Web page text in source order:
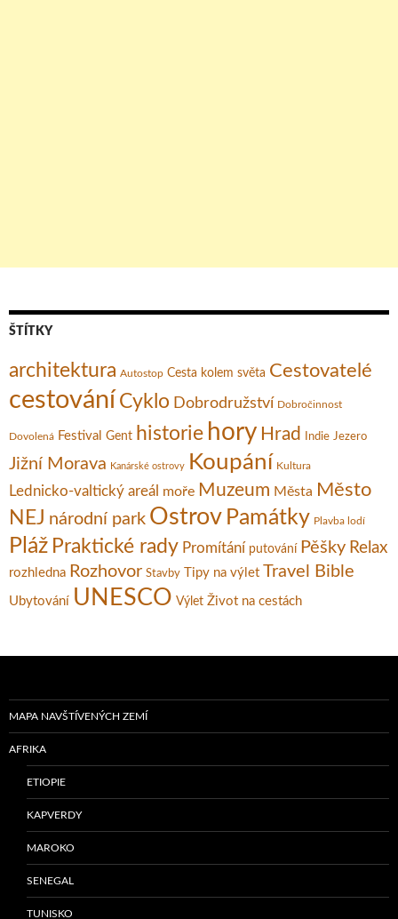
ŠTÍTKY
architektura Autostop Cesta kolem světa Cestovatelé
cestování Cyklo Dobrodružství Dobročinnost
Dovolená Festival Gent historie hory Hrad Indie Jezero
Jižní Morava Kanárské ostrovy Koupání Kultura
Lednicko-valtický areál moře Muzeum Města Město
NEJ národní park Ostrov Památky Plavba lodí
Pláž Praktické rady Promítání putování Pěšky Relax
rozhledna Rozhovor Stavby Tipy na výlet Travel Bible
Ubytování UNESCO Výlet Život na cestách
MAPA NAVŠTÍVENÝCH ZEMÍ
AFRIKA
ETIOPIE
KAPVERDY
MAROKO
SENEGAL
TUNISKO